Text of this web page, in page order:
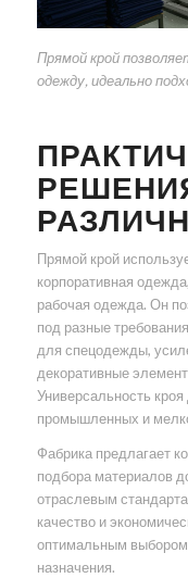
Прямой крой
одежду, идеально
Прямой крой
корпоративная
рабочая одежда. Он
под разные
для спецодежды,
декоративные
Универсальность
промышленных и
Фабрика предлагает
подбора материалов
отраслевым
качество и
оптимальным
назначения.